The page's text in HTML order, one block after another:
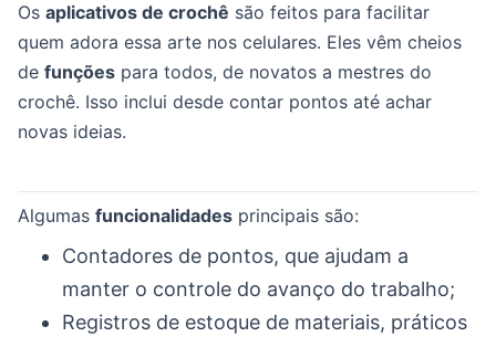
Os aplicativos de crochê são feitos para facilitar
quem adora essa arte nos celulares. Eles vêm cheios
de funções para todos, de novatos a mestres do
crochê. Isso inclui desde contar pontos até achar
novas ideias.
Algumas funcionalidades principais são:
Contadores de pontos, que ajudam a
manter o controle do avanço do trabalho;
Registros de estoque de materiais, práticos